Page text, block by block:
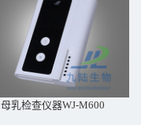
母乳检查仪器WJ-M600